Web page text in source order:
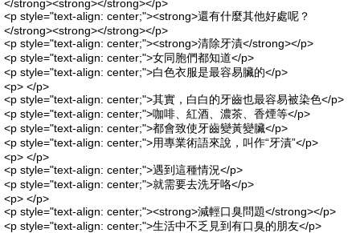
</strong><strong></strong></p>
<p style="text-align: center;"><strong>還有什麼其他好處呢？
</strong><strong></strong></p>
<p style="text-align: center;"><strong>清除牙漬</strong></p>
<p style="text-align: center;">女同胞們都知道</p>
<p style="text-align: center;">白色衣服是最容易臟的</p>
<p> </p>
<p style="text-align: center;">其實，白白的牙齒也最容易被染色</p>
<p style="text-align: center;">咖啡、紅酒、濃茶、香煙等</p>
<p style="text-align: center;">都會致使牙齒變黃變臟</p>
<p style="text-align: center;">用專業術語來說，叫作“牙漬”</p>
<p> </p>
<p style="text-align: center;">遇到這種情況</p>
<p style="text-align: center;">就需要去洗牙咯</p>
<p> </p>
<p style="text-align: center;"><strong>減輕口臭問題</strong></p>
<p style="text-align: center;">生活中不乏見到有口臭的朋友</p>